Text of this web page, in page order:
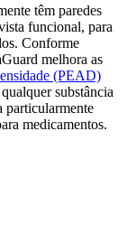
têm paredes
funcional, para
Conforme
melhora as
(PEAD)
substância
particularmente
medicamentos.